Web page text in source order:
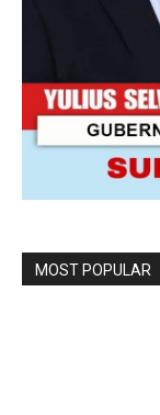
MOST POPULAR